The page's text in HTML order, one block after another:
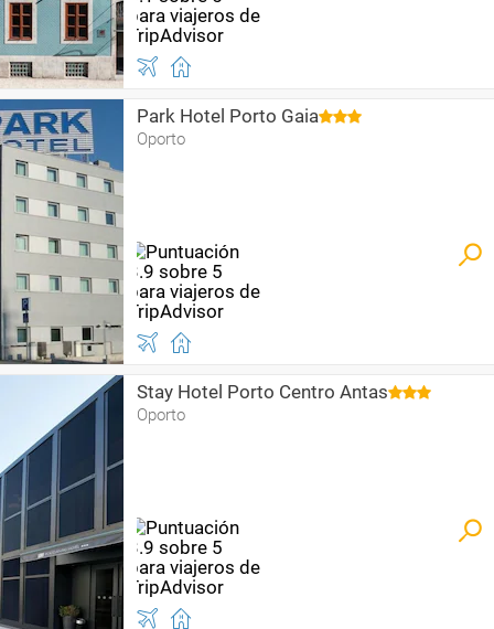
Park Hotel Porto Gaia
Oporto
Stay Hotel Porto Centro Antas
Oporto